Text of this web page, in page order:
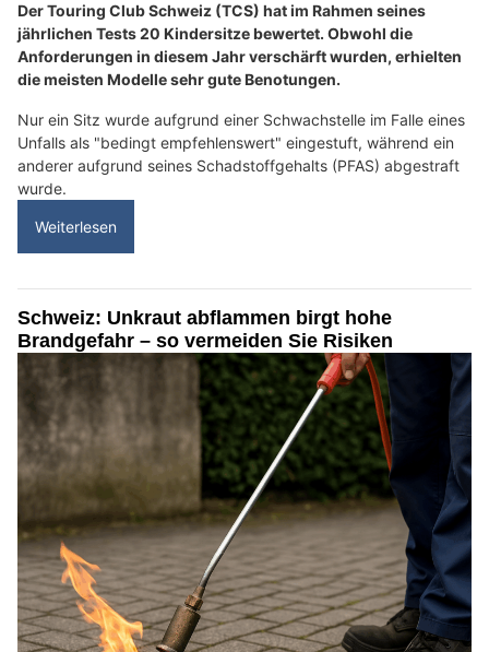
Der Touring Club Schweiz (TCS) hat im Rahmen seines
jährlichen Tests 20 Kindersitze bewertet. Obwohl die
Anforderungen in diesem Jahr verschärft wurden, erhielten
die meisten Modelle sehr gute Benotungen.
Nur ein Sitz wurde aufgrund einer Schwachstelle im Falle eines
Unfalls als "bedingt empfehlenswert" eingestuft, während ein
anderer aufgrund seines Schadstoffgehalts (PFAS) abgestraft
wurde.
Weiterlesen
Schweiz: Unkraut abflammen birgt hohe
Brandgefahr – so vermeiden Sie Risiken